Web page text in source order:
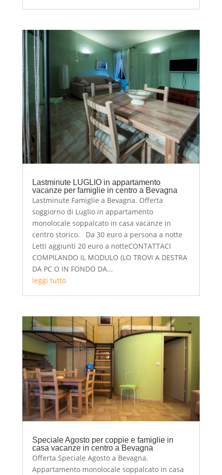
Lastminute LUGLIO in appartamento
vacanze per famiglie in centro a Bevagna
Lastminute Famiglie a Bevagna. Offerta
soggiorno di Luglio in appartamento
monolocale soppalcato in casa vacanze in
centro storico. Da 30 euro a persona a notte
Letti aggiunti 20 euro a notteCONTATTACI
COMPILANDO IL MODULO (LO TROVI A DESTRA
DA PC O IN FONDO DA...
leggi tutto
Speciale Agosto per coppie e famiglie in
casa vacanze in centro a Bevagna
Offerta Speciale Agosto a Bevagna.
Appartamento monolocale soppalcato in casa